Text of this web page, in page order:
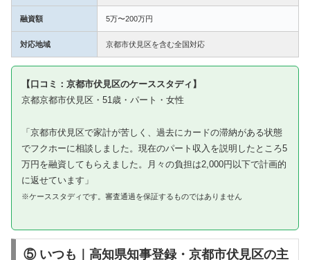
融資額 5万〜200万円
対応地域 京都市伏見区を含む全国対応
【口コミ：京都市伏見区のケーススタディ】
京都京都市伏見区・51歳・パート・女性
「京都市伏見区で家計が苦しく、過去にカードの滞納がある状態
でフクホーに相談しました。現在のパート収入を説明したところ5
万円を融資してもらえました。月々の負担は2,000円以下で計画的
に返せています」
※ケーススタディです。審査通過を保証するものではありません
⑤ いつも｜高知県知事登録・京都市伏見区の主